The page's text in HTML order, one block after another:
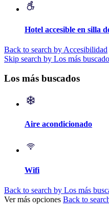
Hotel accesible en silla
Back to search by Accesibilidad
Skip search by Los más
Los más buscados
Aire acondicionado
Wifi
Back to search by Los más
Ver más opciones Back to